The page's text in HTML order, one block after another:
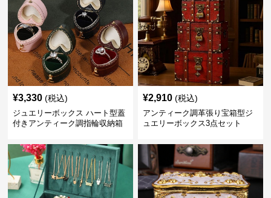
¥3,330 (税込)
ジュエリーボックス ハート型蓋
付きアンティーク調指輪収納箱
¥2,910 (税込)
アンティーク調革張り宝箱型ジ
ュエリーボックス3点セット